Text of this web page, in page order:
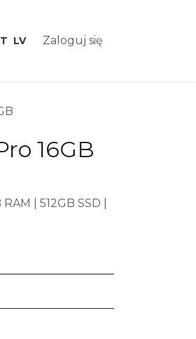
LV Zaloguj się
16GB
| 512GB SSD |